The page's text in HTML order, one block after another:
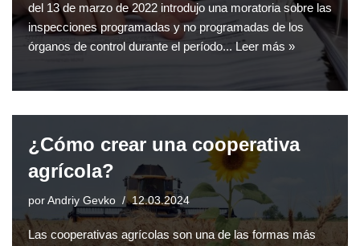
del 13 de marzo de 2022 introdujo una moratoria sobre las
inspecciones programadas y no programadas de los
órganos de control durante el período...Leer más »
¿Cómo crear una cooperativa
agrícola?
por Andriy Gevko 12.03.2024
Las cooperativas agrícolas son una de las formas más